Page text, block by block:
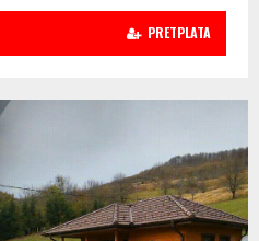
PRETPLATA